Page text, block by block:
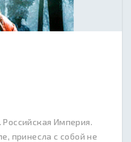
Империя.
принесла с собой не